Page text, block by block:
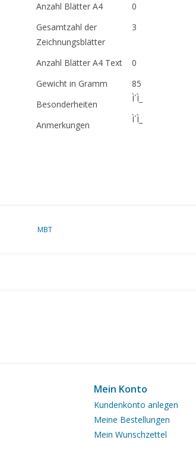
Anzahl Blätter A4
0
Gesamtzahl der
Zeichnungsblätter
3
Anzahl Blätter A4 Text
0
Gewicht in Gramm
85
Besonderheiten
Ì´Ì_
Anmerkungen
Ì´Ì_
MBT
Mein Konto
Kundenkonto anlegen
Meine Bestellungen
Mein Wunschzettel